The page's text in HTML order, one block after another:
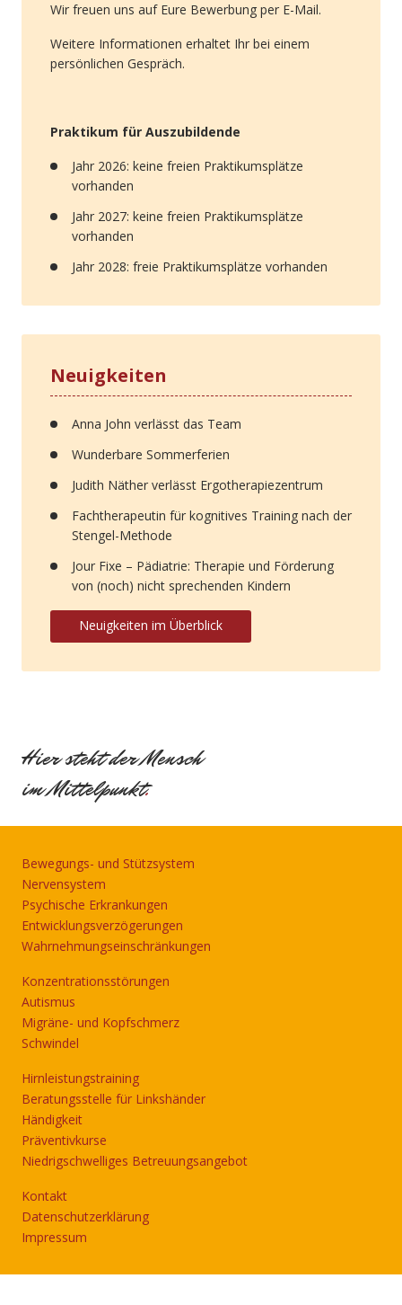
Wir freuen uns auf Eure Bewerbung per E-Mail.
Weitere Informationen erhaltet Ihr bei einem
persönlichen Gespräch.
Praktikum für Auszubildende
Jahr 2026: keine freien Praktikumsplätze
vorhanden
Jahr 2027: keine freien Praktikumsplätze
vorhanden
Jahr 2028: freie Praktikumsplätze vorhanden
Neuigkeiten
Anna John verlässt das Team
Wunderbare Sommerferien
Judith Näther verlässt Ergotherapiezentrum
Fachtherapeutin für kognitives Training nach der
Stengel-Methode
Jour Fixe – Pädiatrie: Therapie und Förderung
von (noch) nicht sprechenden Kindern
Neuigkeiten im Überblick
Hier steht der Mensch
im Mittelpunkt.
Bewegungs- und Stützsystem
Nervensystem
Psychische Erkrankungen
Entwicklungsverzögerungen
Wahrnehmungseinschränkungen
Konzentrationsstörungen
Autismus
Migräne- und Kopfschmerz
Schwindel
Hirnleistungstraining
Beratungsstelle für Linkshänder
Händigkeit
Präventivkurse
Niedrigschwelliges Betreuungsangebot
Kontakt
Datenschutzerklärung
Impressum